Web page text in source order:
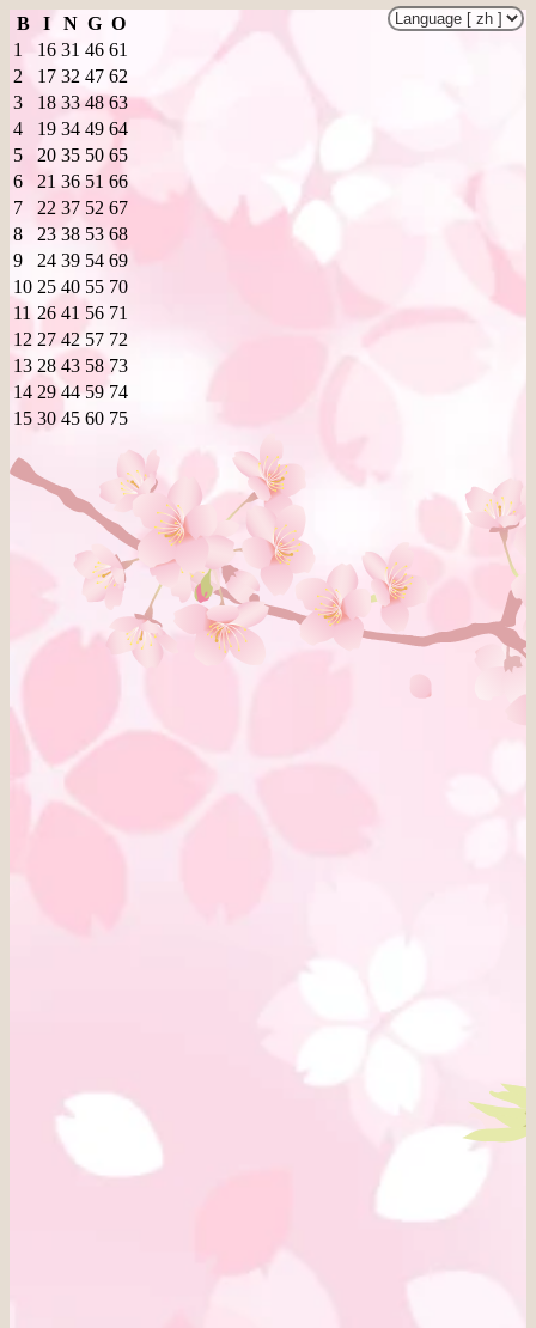
B I N G O
1
16 31 46 61
2
17 32 47 62
3
18 33 48 63
4
19 34 49 64
5
20 35 50 65
6
21 36 51 66
7
22 37 52 67
8
23 38 53 68
9
24 39 54 69
10 25 40 55 70
11 26 41 56 71
12 27 42 57 72
13 28 43 58 73
14 29 44 59 74
15 30 45 60 75